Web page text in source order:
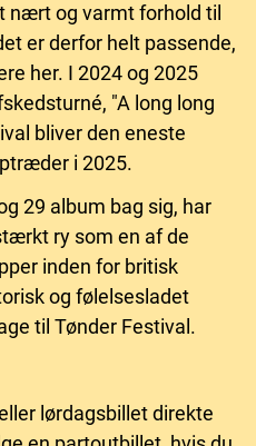
nært og varmt forhold til
er derfor helt passende,
her. I 2024 og 2025
"A long long
bliver den eneste
i 2025.
29 album bag sig, har
ry som en af de
inden for britisk
og følelsesladet
til Tønder Festival.
lørdagsbillet direkte